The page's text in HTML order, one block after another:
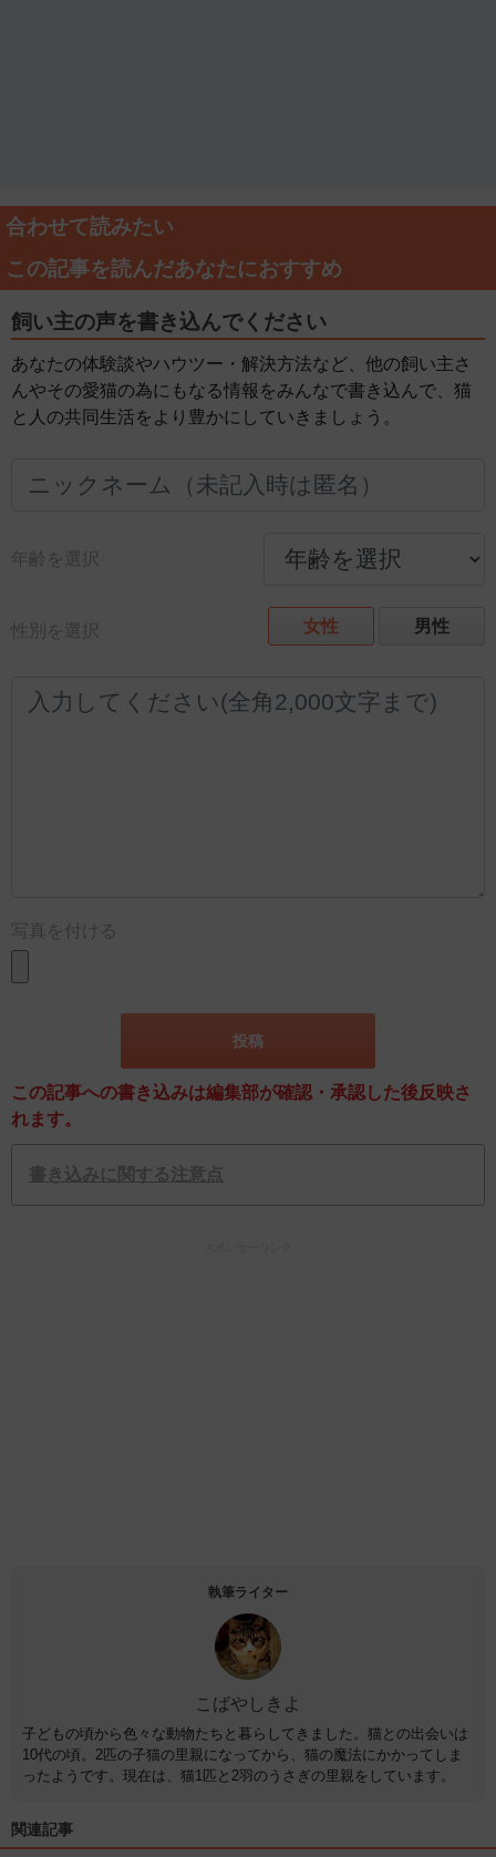
合わせて読みたい
この記事を読んだあなたにおすすめ
飼い主の声を書き込んでください
あなたの体験談やハウツー・解決方法など、他の飼い主さ
んやその愛猫の為にもなる情報をみんなで書き込んで、猫
と人の共同生活をより豊かにしていきましょう。
年齢を選択
性別を選択 女性 男性
写真を付ける
この記事への書き込みは編集部が確認・承認した後反映さ
れます。
書き込みに関する注意点
執筆ライター
こばやしきよ
子どもの頃から色々な動物たちと暮らしてきました。猫との出会いは
10代の頃。2匹の子猫の里親になってから、猫の魔法にかかってしま
ったようです。現在は、猫1匹と2羽のうさぎの里親をしています。
関連記事